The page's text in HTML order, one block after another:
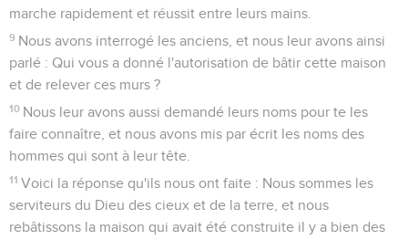
marche rapidement et réussit entre leurs mains.
9 Nous avons interrogé les anciens, et nous leur avons ainsi
parlé : Qui vous a donné l'autorisation de bâtir cette maison
et de relever ces murs ?
10 Nous leur avons aussi demandé leurs noms pour te les
faire connaître, et nous avons mis par écrit les noms des
hommes qui sont à leur tête.
11 Voici la réponse qu'ils nous ont faite : Nous sommes les
serviteurs du Dieu des cieux et de la terre, et nous
rebâtissons la maison qui avait été construite il y a bien des